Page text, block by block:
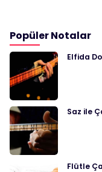
Popüler Notalar
Elfida
Saz ile
Flütle